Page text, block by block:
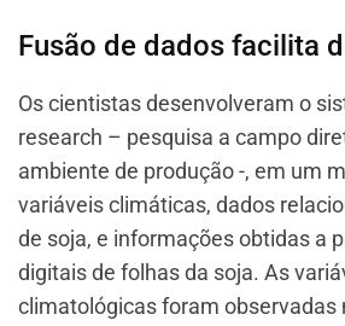
Fusão de dados facilita
Os cientistas desenvolveram o
research – pesquisa a campo
ambiente de produção -, em um
variáveis climáticas, dados
de soja, e informações obtidas a
digitais de folhas da soja. As
climatológicas foram observadas